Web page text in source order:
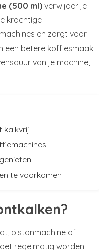
(500 ml) verwijder je
krachtige
en zorgt voor
betere koffiesmaak.
van je machine,
kalkvrij
te voorkomen
pistonmachine of
regelmatig worden